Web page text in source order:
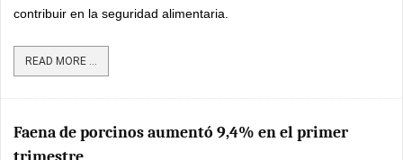
contribuir en la seguridad alimentaria.
READ MORE ...
Faena de porcinos aumentó 9,4% en el primer